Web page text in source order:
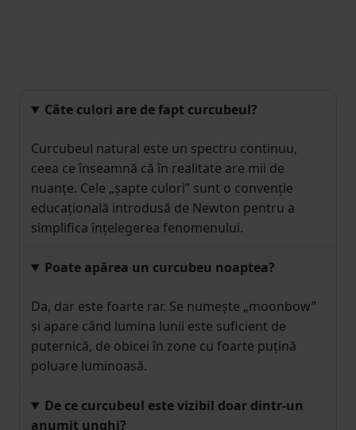
Câte culori are de fapt curcubeul?
Curcubeul natural este un spectru continuu,
ceea ce înseamnă că în realitate are mii de
nuanțe. Cele „șapte culori” sunt o convenție
educațională introdusă de Newton pentru a
simplifica înțelegerea fenomenului.
Poate apărea un curcubeu noaptea?
Da, dar este foarte rar. Se numește „moonbow”
și apare când lumina lunii este suficient de
puternică, de obicei în zone cu foarte puțină
poluare luminoasă.
De ce curcubeul este vizibil doar dintr-un
anumit unghi?